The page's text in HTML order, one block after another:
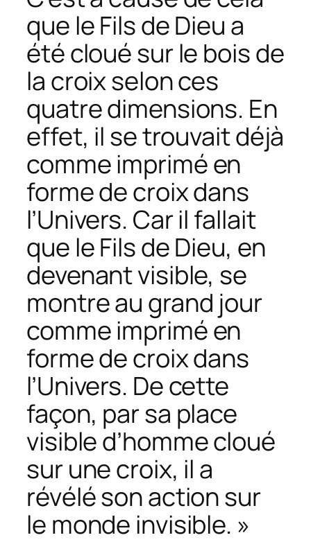
que le Fils de Dieu a
été cloué sur le bois de
la croix selon ces
quatre dimensions. En
effet, il se trouvait déjà
comme imprimé en
forme de croix dans
l’Univers. Car il fallait
que le Fils de Dieu, en
devenant visible, se
montre au grand jour
comme imprimé en
forme de croix dans
l’Univers. De cette
façon, par sa place
visible d’homme cloué
sur une croix, il a
révélé son action sur
le monde invisible. »